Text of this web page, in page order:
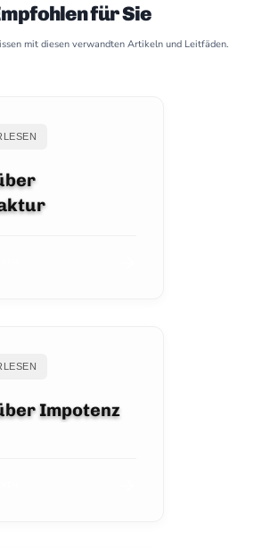
für Sie
mit diesen verwandten Artikeln und Leitfäden.
Impotenz